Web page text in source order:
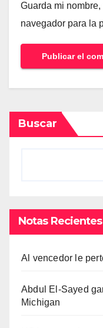
Guarda mi
navegador para la
Buscar
Notas Recientes
Al vencedor le
Abdul El-Sayed
Michigan